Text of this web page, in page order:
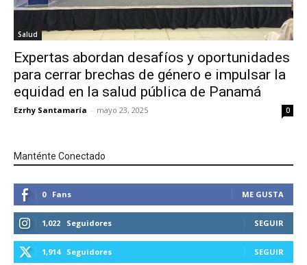
Salud
Expertas abordan desafíos y oportunidades
para cerrar brechas de género e impulsar la
equidad en la salud pública de Panamá
Ezrhy Santamaría - mayo 23, 2025 0
Manténte Conectado
0 Fans ME GUSTA
1,022 Seguidores SEGUIR
1,914 Seguidores SEGUIR